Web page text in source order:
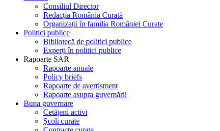
Consiliul Director
Redacția România Curată
Organizații în familia României Curate
Politici publice
Bibliotecă de politici publice
Experți în politici publice
Rapoarte SAR
Rapoarte anuale
Policy briefs
Rapoarte de avertisment
Rapoarte asupra guvernării
Buna guvernare
Cetățeni activi
Școli curate